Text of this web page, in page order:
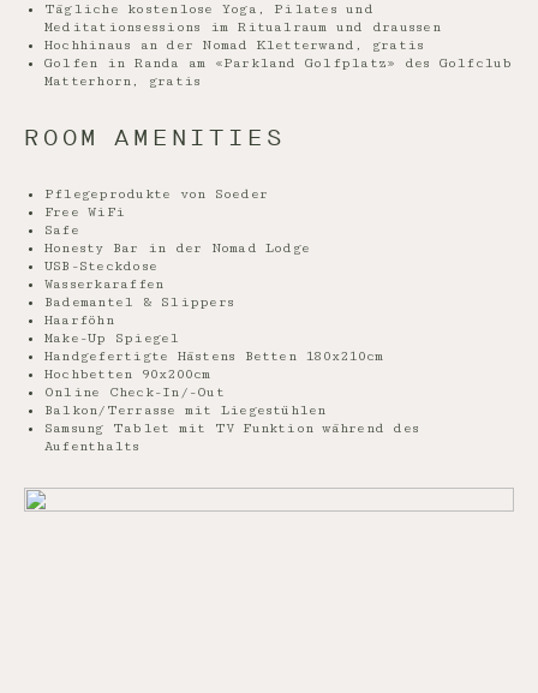
Tägliche kostenlose Yoga, Pilates und
Meditationsessions im Ritualraum und draussen
Hochhinaus an der Nomad Kletterwand, gratis
Golfen in Randa am «Parkland Golfplatz» des Golfclub
Matterhorn, gratis
ROOM AMENITIES
Pflegeprodukte von Soeder
Free WiFi
Safe
Honesty Bar in der Nomad Lodge
USB-Steckdose
Wasserkaraffen
Bademantel & Slippers
Haarföhn
Make-Up Spiegel
Handgefertigte Hästens Betten 180x210cm
Hochbetten 90x200cm
Online Check-In/-Out
Balkon/Terrasse mit Liegestühlen
Samsung Tablet mit TV Funktion während des
Aufenthalts